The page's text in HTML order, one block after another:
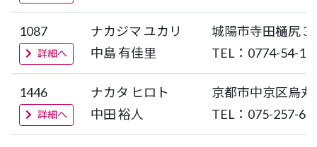
1087
詳細へ
ナカジマ ユカリ
中島 有佳里
城陽市寺田尻３
TEL：0774-54-
1446
詳細へ
ナカタ ヒロト
中田 裕人
京都市中京区烏
TEL：075-257-